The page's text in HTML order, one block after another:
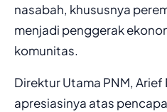
nasabah, khususnya
menjadi penggerak
komunitas.
Direktur Utama PNM,
apresiasinya atas